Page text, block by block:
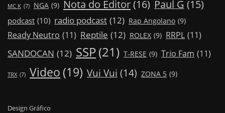
MC K (7) NGA (9) Nota do Editor(16) Paul G (15)
podcast (10) radio podcast (12) Rap Angolano (9)
Ready Neutro (11) Reptile (12) ROLEX (9) RRPL (11)
SANDOCAN (12) SSP(21) T-RESE (9) Trio Fam (11)
TRX (7) Video (19) Vui Vui (14) ZONA 5 (9)
Design Gráfico